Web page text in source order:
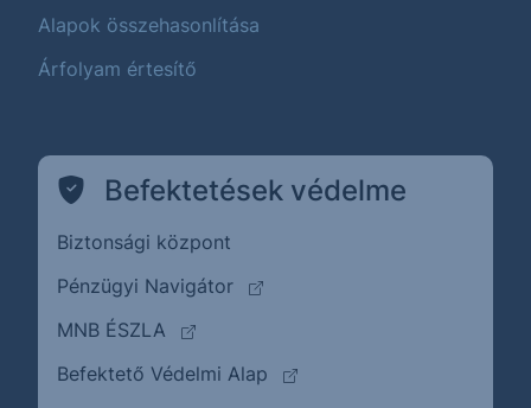
Alapok összehasonlítása
Árfolyam értesítő
Befektetések védelme
Biztonsági központ
Pénzügyi Navigátor
(külső oldalra ugrik)
MNB ÉSZLA
(külső oldalra ugrik)
Befektető Védelmi Alap
(külső oldalra ugrik)